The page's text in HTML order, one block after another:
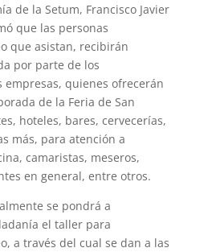
de la Setum, Francisco Javier
que las personas
que asistan, recibirán
por parte de los
empresas, quienes ofrecerán
de la Feria de San
hoteles, bares, cervecerías,
más, para atención a
camaristas, meseros,
en general, entre otros.
se pondrá a
el taller para
a través del cual se dan a las